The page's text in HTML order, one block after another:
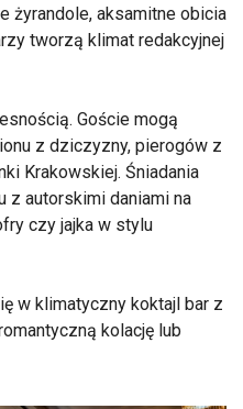
żyrandole, aksamitne obicia
tworzą klimat redakcyjnej
Goście mogą
z dziczyzny, pierogów z
Krakowskiej. Śniadania
z autorskimi daniami na
czy jajka w stylu
w klimatyczny koktajl bar z
kolację lub